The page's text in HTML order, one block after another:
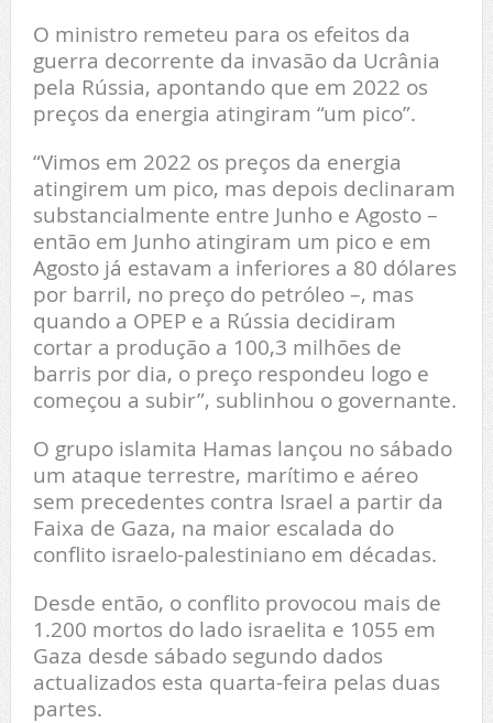
O ministro remeteu para os efeitos da
guerra decorrente da invasão da Ucrânia
pela Rússia, apontando que em 2022 os
preços da energia atingiram “um pico”.
“Vimos em 2022 os preços da energia
atingirem um pico, mas depois declinaram
substancialmente entre Junho e Agosto –
então em Junho atingiram um pico e em
Agosto já estavam a inferiores a 80 dólares
por barril, no preço do petróleo –, mas
quando a OPEP e a Rússia decidiram
cortar a produção a 100,3 milhões de
barris por dia, o preço respondeu logo e
começou a subir”, sublinhou o governante.
O grupo islamita Hamas lançou no sábado
um ataque terrestre, marítimo e aéreo
sem precedentes contra Israel a partir da
Faixa de Gaza, na maior escalada do
conflito israelo-palestiniano em décadas.
Desde então, o conflito provocou mais de
1.200 mortos do lado israelita e 1055 em
Gaza desde sábado segundo dados
actualizados esta quarta-feira pelas duas
partes.